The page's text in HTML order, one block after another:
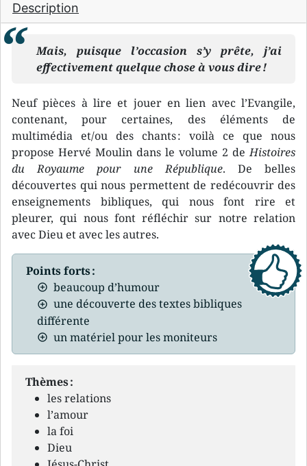
Description
Mais, puisque l’occasion s’y prête, j’ai
effectivement quelque chose à vous dire !
Neuf pièces à lire et jouer en lien avec l’Evangile,
contenant, pour certaines, des éléments de
multimédia et/ou des chants : voilà ce que nous
propose Hervé Moulin dans le volume 2 deHistoires
du Royaume pour une République. De belles
découvertes qui nous permettent de redécouvrir des
enseignements bibliques, qui nous font rire et
pleurer, qui nous font réfléchir sur notre relation
avec Dieu et avec les autres.
Points forts :
beaucoup d’humour
une découverte des textes bibliques
différente
un matériel pour les moniteurs
Thèmes :
les relations
l’amour
la foi
Dieu